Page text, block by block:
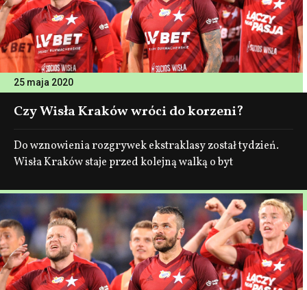
25 maja 2020
Czy Wisła Kraków wróci do korzeni?
Do wznowienia rozgrywek ekstraklasy został tydzień.
Wisła Kraków staje przed kolejną walką o byt